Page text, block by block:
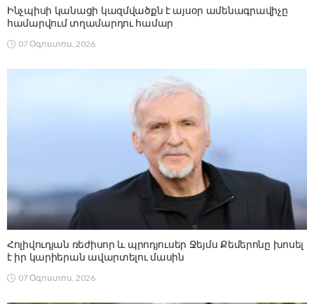
Ինչպիսի կանացի կազմվածքն է այսօր ամենագրավիչը
համարվում տղամարդու համար
07 Օգոստոս, 2026
Հոլիվուդյան ռեժիսոր և պրոդյուսեր Ջեյմս Քեմերոնը խոսել
է իր կարիերան ավարտելու մասին
07 Օգոստոս, 2026